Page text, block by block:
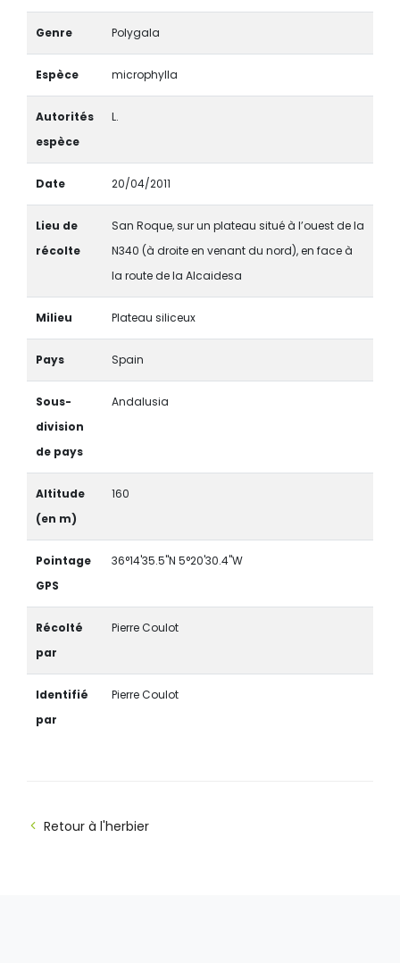
Genre Polygala
Espèce microphylla
Autorités
espèce
L.
Date 20/04/2011
Lieu de
récolte
San Roque, sur un plateau situé à l’ouest de la
N340 (à droite en venant du nord), en face à
la route de la Alcaidesa
Milieu Plateau siliceux
Pays Spain
Sous-
division
de pays
Andalusia
Altitude
(en m)
160
Pointage
GPS
36°14'35.5"N 5°20'30.4"W
Récolté
par
Pierre Coulot
Identifié
par
Pierre Coulot
Retour à l'herbier